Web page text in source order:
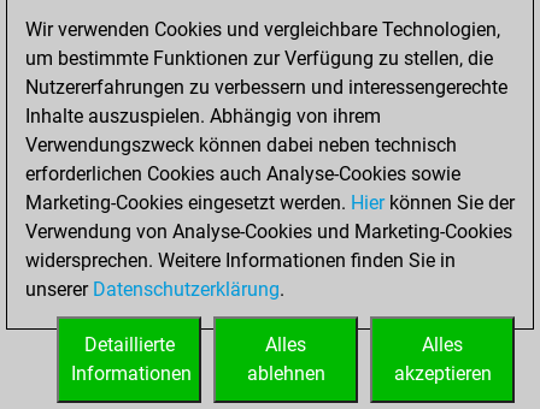
Matt auf vollem Brett
0
Bauer setzt Matt
0
Erstickte Matts
Unterverwandlungen
Türme auf der siebten
0
STARTSEITE
Wir verwenden Cookies und vergleichbare Technologien,
um bestimmte Funktionen zur Verfügung zu stellen, die
Nutzererfahrungen zu verbessern und interessengerechte
Inhalte auszuspielen. Abhängig von ihrem
Verwendungszweck können dabei neben technisch
erforderlichen Cookies auch Analyse-Cookies sowie
Marketing-Cookies eingesetzt werden. Hierkönnen Sie der
Verwendung von Analyse-Cookies und Marketing-Cookies
widersprechen. Weitere Informationen finden Sie in
unserer Datenschutzerklärung.
Alles
akzeptieren
Alles
ablehnen
Detaillierte
Informationen